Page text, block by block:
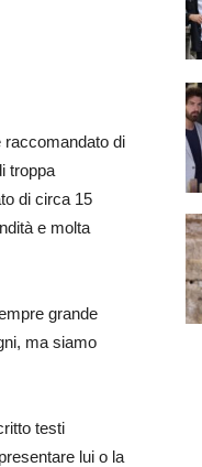
raccomandato di
troppa
di circa 15
e molta
grande
ma siamo
testi
lui o la